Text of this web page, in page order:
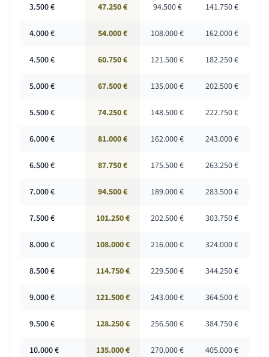
3.500€ 47.250 € 94.500 € 141.750 €
4.000€ 54.000 € 108.000 € 162.000 €
4.500€ 60.750 € 121.500 € 182.250 €
5.000€ 67.500 € 135.000 € 202.500 €
5.500€ 74.250 € 148.500 € 222.750 €
6.000€ 81.000 € 162.000 € 243.000 €
6.500€ 87.750 € 175.500 € 263.250 €
7.000€ 94.500 € 189.000 € 283.500 €
7.500€ 101.250 € 202.500 € 303.750 €
8.000€ 108.000 € 216.000 € 324.000 €
8.500€ 114.750 € 229.500 € 344.250 €
9.000€ 121.500 € 243.000 € 364.500 €
9.500€ 128.250 € 256.500 € 384.750 €
10.000€ 135.000 € 270.000 € 405.000 €